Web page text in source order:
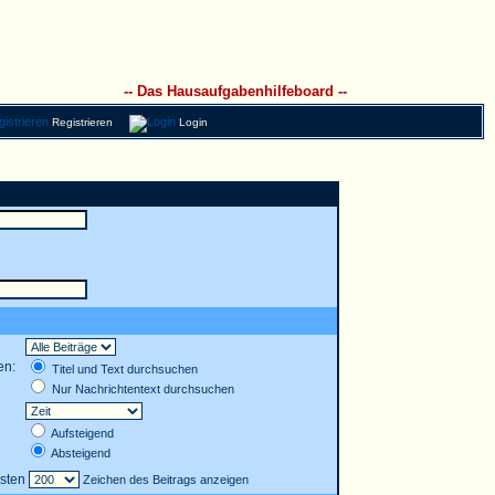
-- Das Hausaufgabenhilfeboard --
Registrieren Login
Titel und Text durchsuchen
Nur Nachrichtentext durchsuchen
Aufsteigend
Absteigend
Zeichen des Beitrags anzeigen